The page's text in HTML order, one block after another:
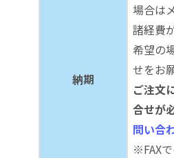
納期
場合は
諸経費
希望の
せをお
ご注文
合せが
問い合
※FAX